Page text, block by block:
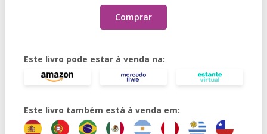
Comprar
Este livro pode estar à venda na:
Este livro também está à venda em: